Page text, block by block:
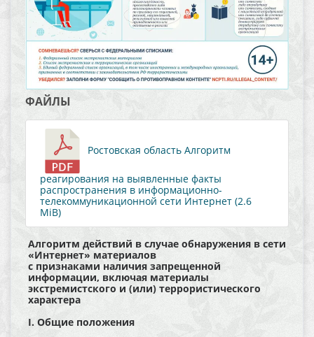
ФАЙЛЫ
Ростовская область Алгоритм
реагирования на выявленные факты
распространения в информационно-
телекоммуникационной сети Интернет (2.6
MiB)
Алгоритм действий в случае обнаружения в сети
«Интернет» материалов
с признаками наличия запрещенной
информации, включая материалы
экстремистского и (или) террористического
характера
I. Общие положения